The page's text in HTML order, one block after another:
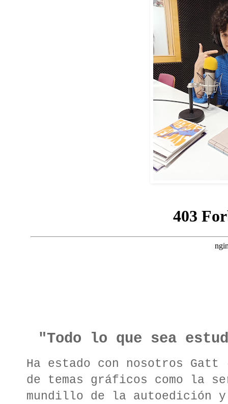
"Todo lo que sea
Ha estado con nosotros
de temas gráficos como la
mundillo de la autoedición